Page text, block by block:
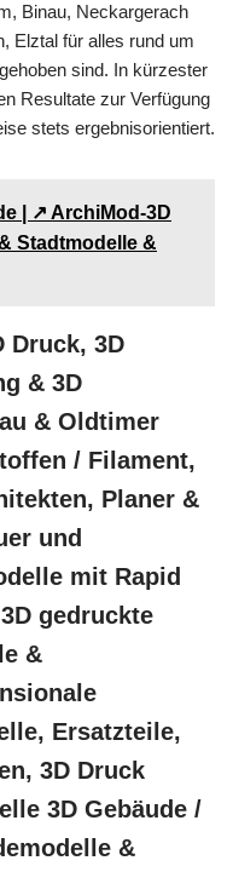
Binau, Neckargerach
Elztal für alles rund um
sind. In kürzester
Resultate zur Verfügung
stets ergebnisorientiert.
| ↗️ ArchiMod-3D
Stadtmodelle &
Druck, 3D
& 3D
& Oldtimer
/ Filament,
Planer &
und
mit Rapid
gedruckte
&
Ersatzteile,
3D Druck
3D Gebäude /
&